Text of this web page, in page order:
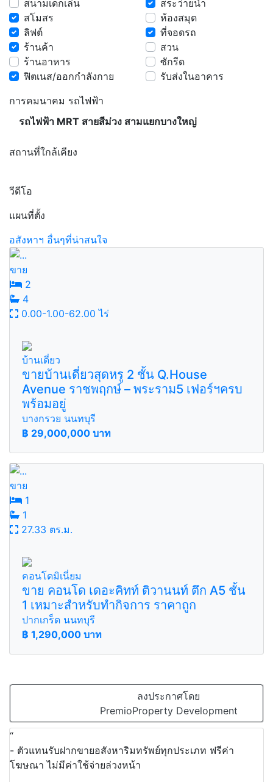
สนามเด็กเล่น
สระว่ายน้ำ
สโมสร
ห้องสมุด
ลิฟต์
ที่จอดรถ
ร้านค้า
สวน
ร้านอาหาร
ซักรีด
ฟิตเนส/ออกกำลังกาย
รับส่งในอาคาร
การคมนาคม รถไฟฟ้า
รถไฟฟ้า MRT สายสีม่วง สามแยกบางใหญ่
สถานที่ใกล้เคียง
วีดีโอ
แผนที่ตั้ง
อสังหาฯ อื่นๆที่น่าสนใจ
ขาย
2
4
0.00-1.00-62.00 ไร่
บ้านเดี่ยว
ขายบ้านเดี่ยวสุดหรู 2 ชั้น Q.House
Avenue ราชพฤกษ์ – พระราม5 เฟอร์ฯครบ
พร้อมอยู่
บางกรวย นนทบุรี
฿ 29,000,000 บาท
ขาย
1
1
27.33 ตร.ม.
คอนโดมิเนี่ยม
ขาย คอนโด เดอะคิทท์ ติวานนท์ ตึก A5 ชั้น
1 เหมาะสำหรับทำกิจการ ราคาถูก
ปากเกร็ด นนทบุรี
฿ 1,290,000 บาท
ลงประกาศโดย
PremioProperty Development
“
- ตัวแทนรับฝากขายอสังหาริมทรัพย์ทุกประเภท ฟรีค่า
โฆษณา ไม่มีค่าใช้จ่ายล่วงหน้า